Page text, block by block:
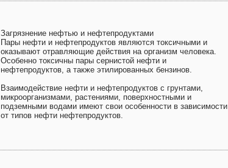
Загрязнение нефтью и нефтепродуктами
Пары нефти и нефтепродуктов являются токсичными и
оказывают отравляющие действия на организм человека.
Особенно токсичны пары сернистой нефти и
нефтепродуктов, а также этилированных бензинов.
Взаимодействие нефти и нефтепродуктов с грунтами,
микроорганизмами, растениями, поверхностными и
подземными водами имеют свои особенности в зависимости
от типов нефти нефтепродуктов.